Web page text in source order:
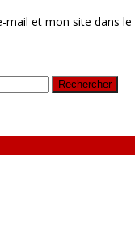
mail et mon site dans